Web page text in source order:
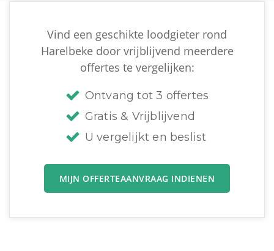
Vind een geschikte loodgieter rond
Harelbeke door vrijblijvend meerdere
offertes te vergelijken:
Ontvang tot 3 offertes
Gratis & Vrijblijvend
U vergelijkt en beslist
MIJN OFFERTEAANVRAAG INDIENEN